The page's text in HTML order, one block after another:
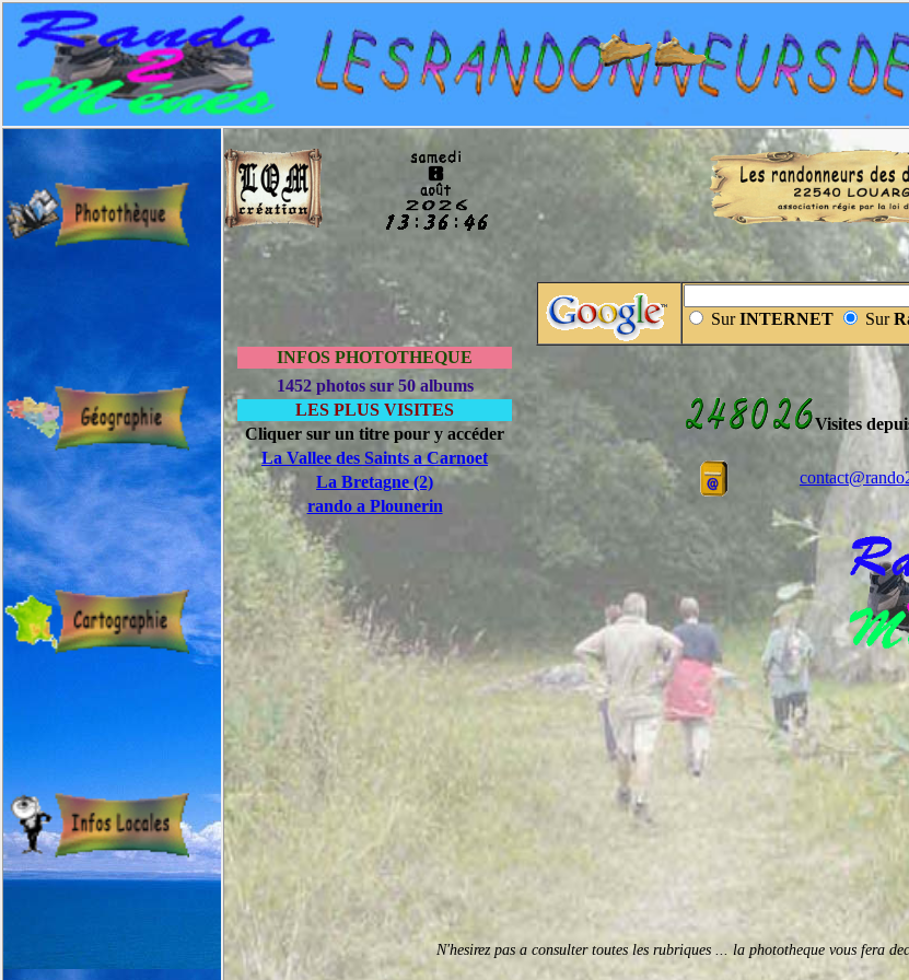
SurINTERNET Sur
Visites
N'hesirez pas a consulter toutes les rubriques ... la phototheque vous fera
INFOS PHOTOTHEQUE
1452 photos sur 50 albums
LES PLUS VISITES
Cliquer sur un titre pour y accéder
La Vallee des Saints a Carnoet
La Bretagne (2)
rando a Plounerin